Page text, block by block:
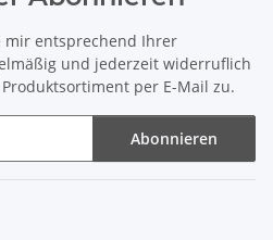
mir entsprechend Ihrer
und jederzeit widerruflich
per E-Mail zu.
Abonnieren